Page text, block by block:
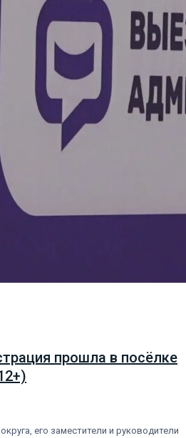
прошла в посёлке
его заместители и руководители